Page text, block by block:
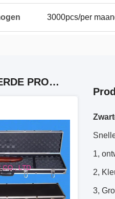
3000pcs/per
GERELATEERDE PRODUCTEN
1,
2,
3,